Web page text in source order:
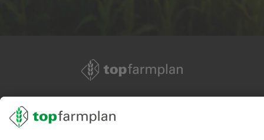
service@topfarmplan.de